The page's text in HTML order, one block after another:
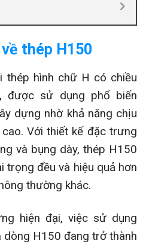
thép H150
thép hình chữ H có chiều
được sử dụng phổ biến
dựng nhờ khả năng chịu
Với thiết kế đặc trưng
và bụng dày, thép H150
trọng đều và hiệu quả hơn
thường khác.
hiện đại, việc sử dụng
dòng H150 đang trở thành